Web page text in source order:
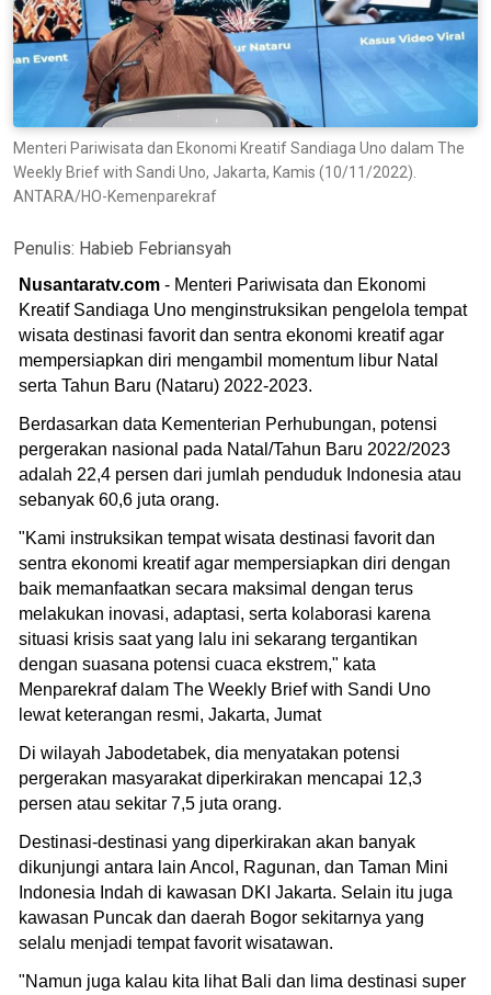
Menteri Pariwisata dan Ekonomi Kreatif Sandiaga Uno dalam The
Weekly Brief with Sandi Uno, Jakarta, Kamis (10/11/2022).
ANTARA/HO-Kemenparekraf
Penulis: Habieb Febriansyah
Nusantaratv.com - Menteri Pariwisata dan Ekonomi
Kreatif Sandiaga Uno menginstruksikan pengelola tempat
wisata destinasi favorit dan sentra ekonomi kreatif agar
mempersiapkan diri mengambil momentum libur Natal
serta Tahun Baru (Nataru) 2022-2023.
Berdasarkan data Kementerian Perhubungan, potensi
pergerakan nasional pada Natal/Tahun Baru 2022/2023
adalah 22,4 persen dari jumlah penduduk Indonesia atau
sebanyak 60,6 juta orang.
"Kami instruksikan tempat wisata destinasi favorit dan
sentra ekonomi kreatif agar mempersiapkan diri dengan
baik memanfaatkan secara maksimal dengan terus
melakukan inovasi, adaptasi, serta kolaborasi karena
situasi krisis saat yang lalu ini sekarang tergantikan
dengan suasana potensi cuaca ekstrem," kata
Menparekraf dalam The Weekly Brief with Sandi Uno
lewat keterangan resmi, Jakarta, Jumat
Di wilayah Jabodetabek, dia menyatakan potensi
pergerakan masyarakat diperkirakan mencapai 12,3
persen atau sekitar 7,5 juta orang.
Destinasi-destinasi yang diperkirakan akan banyak
dikunjungi antara lain Ancol, Ragunan, dan Taman Mini
Indonesia Indah di kawasan DKI Jakarta. Selain itu juga
kawasan Puncak dan daerah Bogor sekitarnya yang
selalu menjadi tempat favorit wisatawan.
"Namun juga kalau kita lihat Bali dan lima destinasi super